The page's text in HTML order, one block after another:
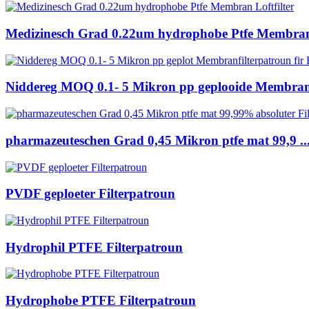
Medizinesch Grad 0.22um hydrophobe Ptfe
Niddereg MOQ 0.1- 5 Mikron pp geplooide
pharmazeuteschen Grad 0,45 Mikron ptfe mat 99,9 ...
PVDF geploeter Filterpatroun
Hydrophil PTFE Filterpatroun
Hydrophobe PTFE Filterpatroun